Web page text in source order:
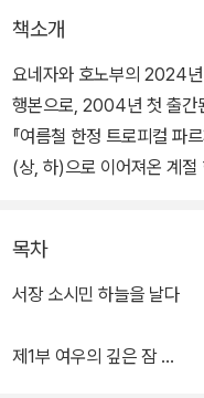
책소개
요네자와 호노부의 2024년 최신작. ‘소시민’ 시리즈
행본으로, 2004년 첫 출간
『여름철 한정 트로피컬 파
(상, 하)으로 이어져온 계
학 시절의 사건까지 담고
충족시켜줄 것이다.
지난여름 이후 서로에게 둘
목차
서장 소시민 하늘을 날다
제1부 여우의 깊은 잠